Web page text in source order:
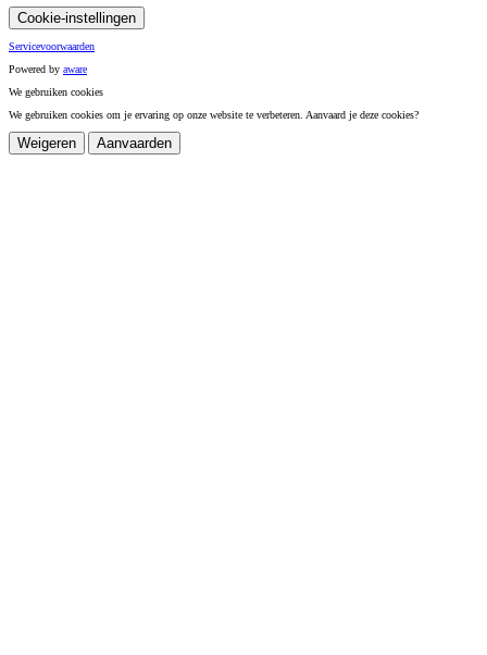
Cookie-instellingen
Servicevoorwaarden
Powered by aware
We gebruiken cookies
We gebruiken cookies om je ervaring op onze website te verbeteren. Aanvaard je deze cookies?
Weigeren Aanvaarden